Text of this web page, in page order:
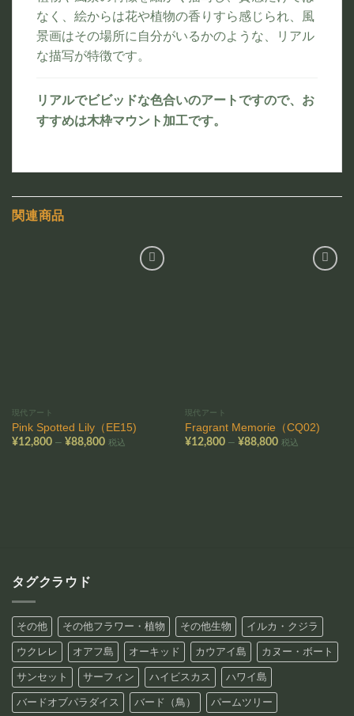
なく、絵からは花や植物の香りすら感じられ、風
景画はその場所に自分がいるかのような、リアル
な描写が特徴です。
リアルでビビッドな色合いのアートですので、お
すすめは木枠マウント加工です。
関連商品
現代アート
Pink Spotted Lily（EE15)
¥12,800 – ¥88,800価税込
現代アート
Fragrant Memorie（CQ02)
¥12,800 – ¥88,800価税込
タグクラウド
その他 その他フラワー・植物 その他生物 イルカ・クジラ
ウクレレ オアフ島 オーキッド カウアイ島 カヌー・ボート
サンセット サーフィン ハイビスカス ハワイ島
バードオブパラダイス バード（鳥） パームツリー